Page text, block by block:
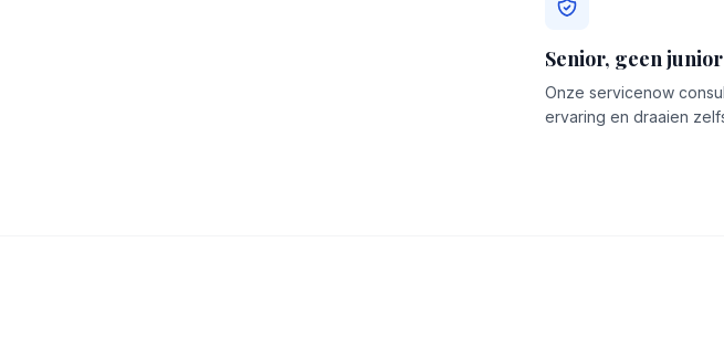
Senior, geen junior
Onze servicenow
ervaring en draaien